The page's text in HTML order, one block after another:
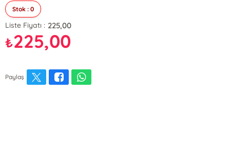
Stok : 0
Liste Fiyatı : 225,00
₺225,00
Paylaş